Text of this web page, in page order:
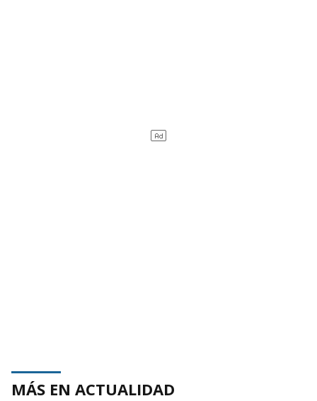
MÁS EN ACTUALIDAD